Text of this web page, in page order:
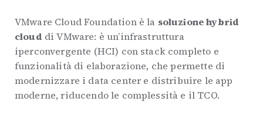
VMware Cloud Foundation è la soluzione hybrid
cloud di VMware: è un’infrastruttura
iperconvergente (HCI) con stack completo e
funzionalità di elaborazione, che permette di
modernizzare i data center e distribuire le app
moderne, riducendo le complessità e il TCO.